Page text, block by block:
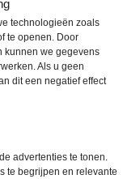
technologieën zoals
te openen. Door
kunnen we gegevens
Als u geen
dit een negatief effect
advertenties te tonen.
te begrijpen en relevante